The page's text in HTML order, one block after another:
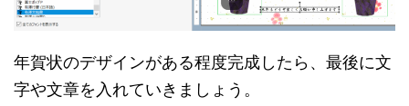
年賀状のデザインがある程度完成したら、最後に文
字や文章を入れていきましょう。